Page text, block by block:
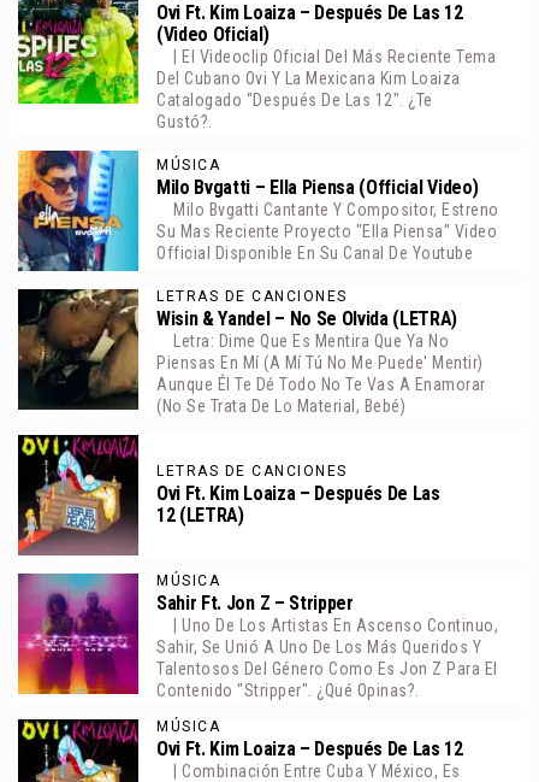
Ovi Ft. Kim Loaiza – Después De Las 12
(Video Oficial)
| El Videoclip Oficial Del Más Reciente Tema
Del Cubano Ovi Y La Mexicana Kim Loaiza
Catalogado "Después De Las 12". ¿Te
Gustó?.
MÚSICA
Milo Bvgatti – Ella Piensa (Official Video)
Milo Bvgatti Cantante Y Compositor, Estreno
Su Mas Reciente Proyecto "Ella Piensa" Video
Official Disponible En Su Canal De Youtube
LETRAS DE CANCIONES
Wisin & Yandel – No Se Olvida (LETRA)
Letra: Dime Que Es Mentira Que Ya No
Piensas En Mí (A Mí Tú No Me Puede' Mentir)
Aunque Él Te Dé Todo No Te Vas A Enamorar
(No Se Trata De Lo Material, Bebé)
LETRAS DE CANCIONES
Ovi Ft. Kim Loaiza – Después De Las
12 (LETRA)
MÚSICA
Sahir Ft. Jon Z – Stripper
| Uno De Los Artistas En Ascenso Continuo,
Sahir, Se Unió A Uno De Los Más Queridos Y
Talentosos Del Género Como Es Jon Z Para El
Contenido "Stripper". ¿Qué Opinas?.
MÚSICA
Ovi Ft. Kim Loaiza – Después De Las 12
| Combinación Entre Cuba Y México, Es